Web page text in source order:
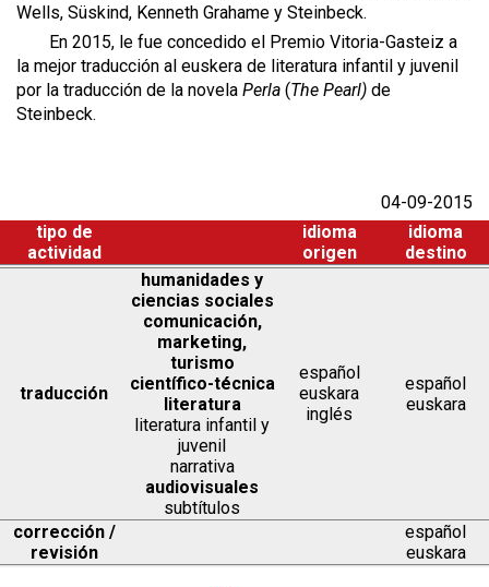
Wells, Süskind, Kenneth Grahame y Steinbeck.
En 2015, le fue concedido el Premio Vitoria-Gasteiz a
la mejor traducción al euskera de literatura infantil y juvenil
por la traducción de la novela Perla (The Pearl) de
Steinbeck.
04-09-2015
tipo de
actividad
idioma
origen
idioma
destino
traducción
humanidades y
ciencias sociales
comunicación,
marketing,
turismo
científico-técnica
literatura
literatura infantil y
juvenil
narrativa
audiovisuales
subtítulos
español
euskara
inglés
español
euskara
corrección /
revisión
español
euskara